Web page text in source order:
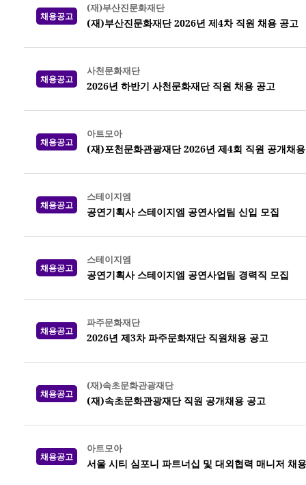
채용공고
(재)부산진문화재단
(재)부산진문화재단 2026년 제4차 직원 채용 공고
채용공고
사천문화재단
2026년 하반기 사천문화재단 직원 채용 공고
채용공고
아트모아
(재)포천문화관광재단 2026년 제4회 직원 공개채
채용공고
스테이지엠
공연기획사 스테이지엠 공연사업팀 신입 모집
채용공고
스테이지엠
공연기획사 스테이지엠 공연사업팀 경력직 모집
채용공고
파주문화재단
2026년 제3차 파주문화재단 직원채용 공고
채용공고
(재)속초문화관광재단
(재)속초문화관광재단 직원 공개채용 공고
채용공고
아트모아
서울 시티 심포니 파트너십 및 대외협력 매니저 채